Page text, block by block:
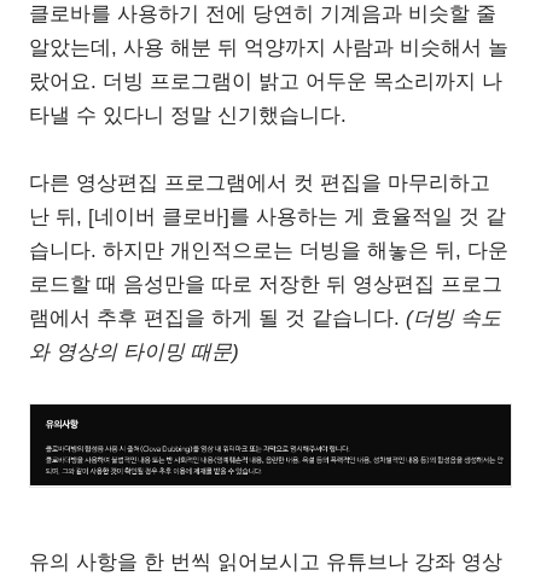
클로바를 사용하기 전에 당연히 기계음과 비슷할 줄
알았는데, 사용 해분 뒤 억양까지 사람과 비슷해서 놀
랐어요. 더빙 프로그램이 밝고 어두운 목소리까지 나
타낼 수 있다니 정말 신기했습니다.
다른 영상편집 프로그램에서 컷 편집을 마무리하고
난 뒤, [네이버 클로바]를 사용하는 게 효율적일 것 같
습니다. 하지만 개인적으로는 더빙을 해놓은 뒤, 다운
로드할 때 음성만을 따로 저장한 뒤 영상편집 프로그
램에서 추후 편집을 하게 될 것 같습니다. (더빙 속도
와 영상의 타이밍 때문)
유의 사항을 한 번씩 읽어보시고 유튜브나 강좌 영상